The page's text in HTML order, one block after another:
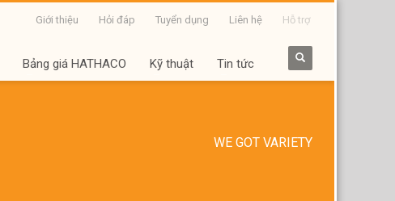
Hỗ trợ
Giới thiệu Hỏi đáp Tuyển dụng Liên hệ
Bảng giá HATHACO Kỹ thuật Tin tức
WE GOT VARIETY